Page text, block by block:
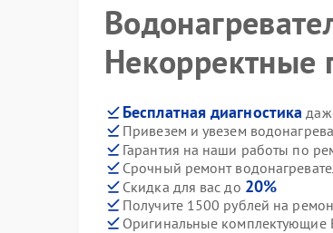
Некорректные
Бесплатная диагностика
Привезем и увезем
Гарантия на наши работы по
Срочный ремонт
Скидка для вас до 20%
Получите 1500 рублей на
Оригинальные комплектующие